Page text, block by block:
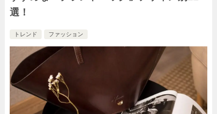
選！
トレンド ファッション